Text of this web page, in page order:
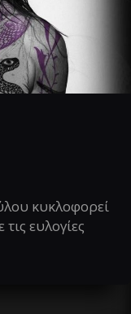
κυκλοφορεί
ευλογίες